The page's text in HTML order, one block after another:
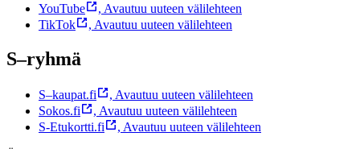
YouTube
, Avautuu uuteen välilehteen
TikTok
, Avautuu uuteen välilehteen
S–ryhmä
S–kaupat.fi , Avautuu uuteen välilehteen
Sokos.fi
, Avautuu uuteen välilehteen
S-Etukortti.fi
, Avautuu uuteen välilehteen